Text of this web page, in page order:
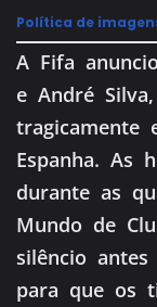
Política de
A Fifa
e André
tragicamente
Espanha. As
durante as
Mundo de
silêncio
para que os